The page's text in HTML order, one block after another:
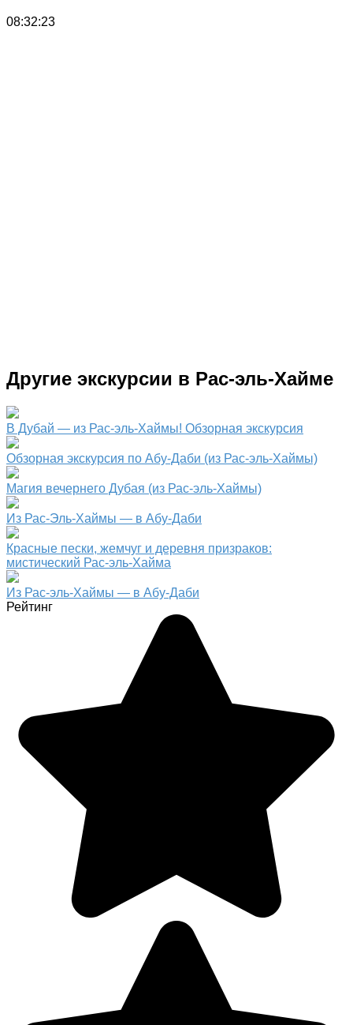
08:32:23
Другие экскурсии в Рас-эль-Хайме
В Дубай — из Рас-эль-Хаймы! Обзорная экскурсия
Обзорная экскурсия по Абу-Даби (из Рас-эль-Хаймы)
Магия вечернего Дубая (из Рас-эль-Хаймы)
Из Рас-Эль-Хаймы — в Абу-Даби
Красные пески, жемчуг и деревня призраков:
мистический Рас-эль-Хайма
Из Рас-эль-Хаймы — в Абу-Даби
Рейтинг